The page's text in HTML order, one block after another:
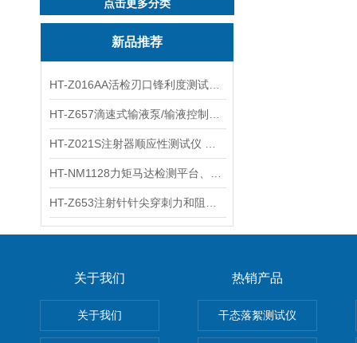
点击更多分类
新品推荐
关于我们
关于我们
热销产品
干态落絮测试仪